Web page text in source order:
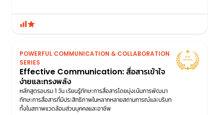
POWERFUL COMMUNICATION & COLLABORATION
SERIES
Effective Communication: สื่อสารเข้าใจ
ง่ายและทรงพลัง
หลักสูตรอบรม 1 วัน เรียนรู้ทักษะการสื่อสารโดยมุ่งเน้นการพัฒนา
ทักษะการสื่อสารที่มีประสิทธิภาพในหลากหลายสถานการณ์และบริบท
ทั้งในสภาพแวดล้อมส่วนบุคคลและอาชีพ